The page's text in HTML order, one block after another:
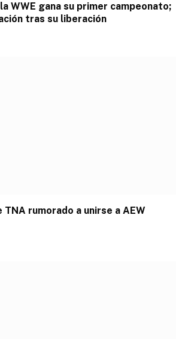
WWE gana su primer campeonato;
tras su liberación
TNA rumorado a unirse a AEW